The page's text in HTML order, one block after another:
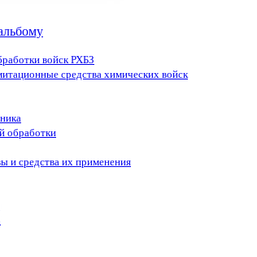
войск РХБЗ
средства химических войск
обработки
и средства их применения